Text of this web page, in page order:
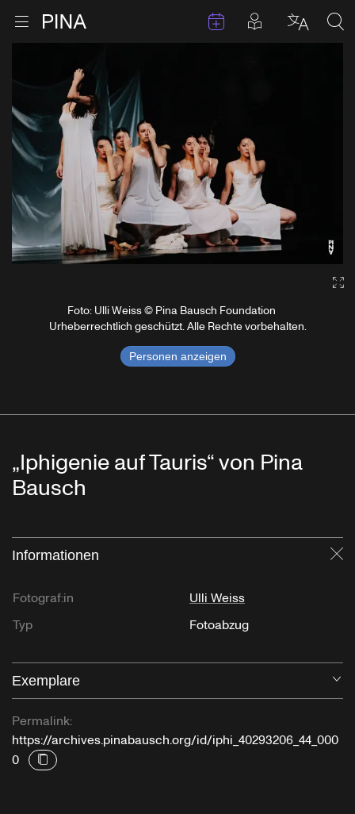
Menu öffnen TermineBeiträge in
Foto: Ulli Weiss © Pina Bausch Foundation
Urheberrechtlich geschützt. Alle Rechte vorbehalten.
Personen anzeigen
„Iphigenie auf Tauris“ von Pina
Bausch
Informationen
Fotograf:in
Ulli Weiss
Typ
Fotoabzug
Exemplare
Permalink:
https://archives.pinabausch.org/id/iphi_40293206_44_000
0